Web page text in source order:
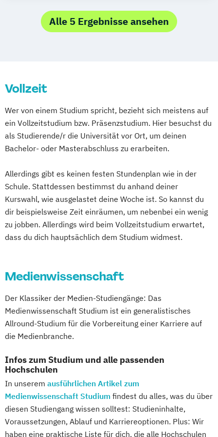
Musikwissenschaft (verschiedene
Studienrichtungen)
Populäre Musik
Professional Performance (Studienrichtung
Instrumental)
Regie
Druck- und Medientechnologie
Editions- und Dokumentwissenschaft
Kombinatorischer Bachelor)
Musik (Kombinatorischer Bachelor)
Alle 5 Ergebnisse ansehen
Vollzeit
Wer von einem Studium spricht, bezieht sich meistens auf
ein Vollzeitstudium bzw. Präsenzstudium. Hier besuchst du
als Studierende/r die Universität vor Ort, um deinen
Bachelor- oder Masterabschluss zu erarbeiten.
Allerdings gibt es keinen festen Stundenplan wie in der
Schule. Stattdessen bestimmst du anhand deiner
Kurswahl, wie ausgelastet deine Woche ist. So kannst du
dir beispielsweise Zeit einräumen, um nebenbei ein wenig
zu jobben. Allerdings wird beim Vollzeitstudium erwartet,
dass du dich hauptsächlich dem Studium widmest.
Medienwissenschaft
Der Klassiker der Medien-Studiengänge: Das
Medienwissenschaft Studium ist ein generalistisches
Allround-Studium für die Vorbereitung einer Karriere auf
die Medienbranche.
Infos zum Studium und alle passenden
Hochschulen
In unserem ausführlichen Artikel zum
Medienwissenschaft Studium findest du alles, was du über
diesen Studiengang wissen solltest: Studieninhalte,
Voraussetzungen, Ablauf und Karriereoptionen. Plus: Wir
haben eine praktische Liste für dich, die alle Hochschulen